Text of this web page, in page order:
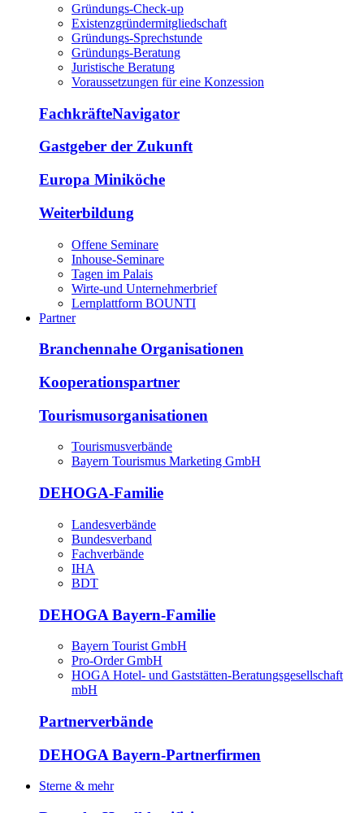
Gründungs-Check-up
Existenzgründermitgliedschaft
Gründungs-Sprechstunde
Gründungs-Beratung
Juristische Beratung
Voraussetzungen für eine Konzession
FachkräfteNavigator
Gastgeber der Zukunft
Europa Miniköche
Weiterbildung
Offene Seminare
Inhouse-Seminare
Tagen im Palais
Wirte-und Unternehmerbrief
Lernplattform BOUNTI
Partner
Branchennahe Organisationen
Kooperationspartner
Tourismusorganisationen
Tourismusverbände
Bayern Tourismus Marketing GmbH
DEHOGA-Familie
Landesverbände
Bundesverband
Fachverbände
IHA
BDT
DEHOGA Bayern-Familie
Bayern Tourist GmbH
Pro-Order GmbH
HOGA Hotel- und Gaststätten-Beratungsgesellschaft
mbH
Partnerverbände
DEHOGA Bayern-Partnerfirmen
Sterne & mehr